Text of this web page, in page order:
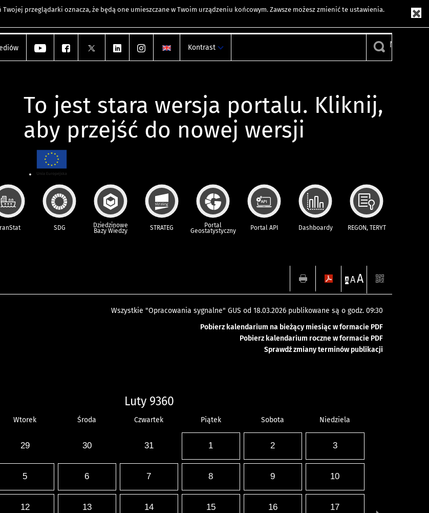
przeglądarki oznacza, że będą one umieszczane w Twoim urządzeniu końcowym. Zawsze możesz zmienić te ustawienia.
Kontrast
To jest stara wersja portalu. Kliknij,
aby przejść do nowej wersji
SDG Dziedzinowe
Bazy Wiedzy STRATEG Portal
Geostatystyczny Portal API Dashboardy REGON, TERYT
A AA
Wszystkie "Opracowania sygnalne" GUS od 18.03.2026 publikowane są o godz. 09:30
Pobierz kalendarium na bieżący miesiąc w formacie PDF
Pobierz kalendarium roczne w formacie PDF
Sprawdź zmiany terminów publikacji
Luty 9360
Wtorek Środa Czwartek Piątek Sobota Niedziela
29 30 31 1 2 3
5 6 7 8 9 10
12 13 14 15 16 17